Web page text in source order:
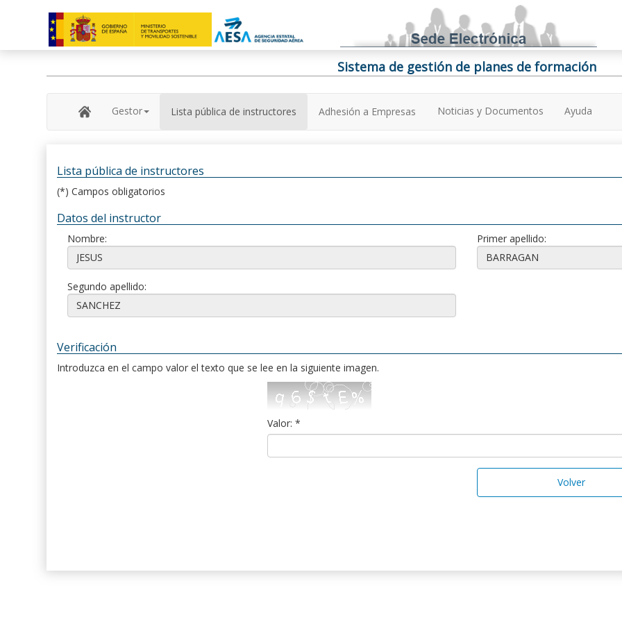
Sistema de gestión de planes de formación
Gestor Lista pública de instructores Adhesión a Empresas Noticias y Documentos Ayuda
Lista pública de instructores
(*) Campos obligatorios
Datos del instructor
Nombre: Primer apellido:
Segundo apellido:
Verificación
Introduzca en el campo valor el texto que se lee en la siguiente imagen.
Valor: *
Volver